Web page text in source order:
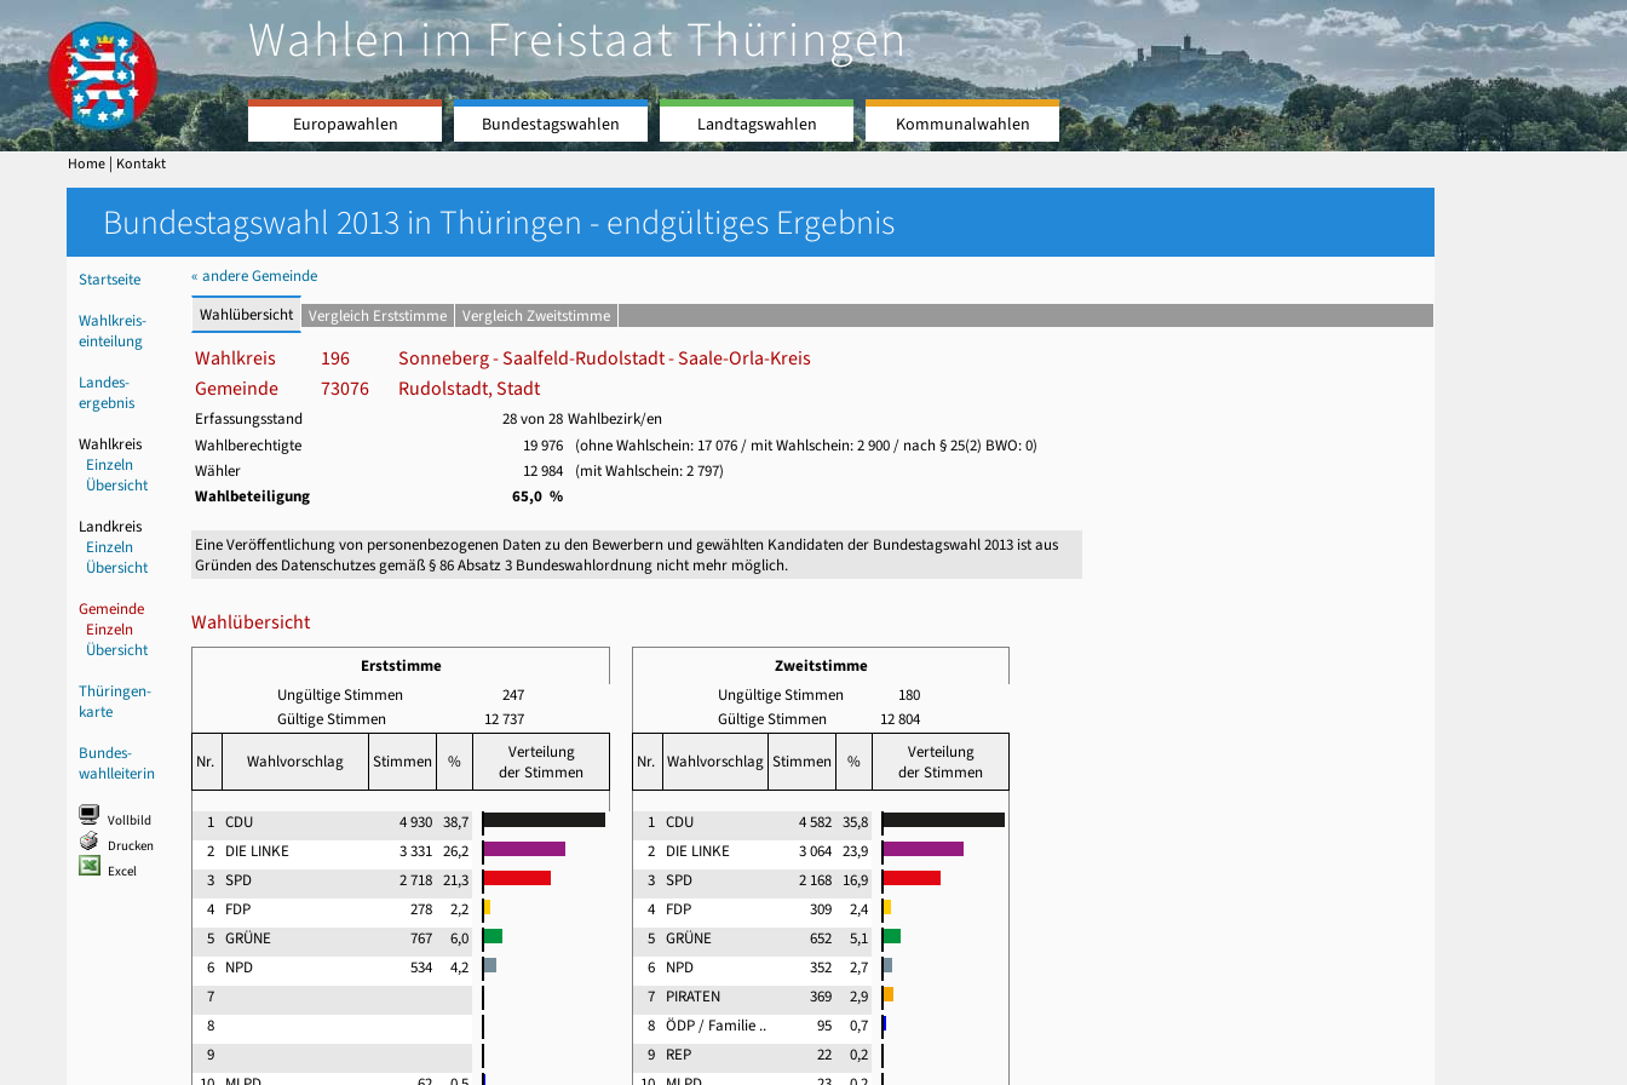
Wahlen im Freistaat Thüringen
Europawahlen Bundestagswahlen Landtagswahlen Kommunalwahlen
Home | Kontakt
Bundestagswahl 2013 in Thüringen - endgültiges Ergebnis
Startseite
Wahlkreis-
einteilung
Landes-
ergebnis
Wahlkreis
Einzeln
Übersicht
Landkreis
Einzeln
Übersicht
Gemeinde
Einzeln
Übersicht
Thüringen-
karte
Bundes-
wahlleiterin
Vollbild
Drucken
Excel
« andere Gemeinde
Wahlübersicht
Vergleich Erststimme Vergleich Zweitstimme
Wahlkreis 196
Sonneberg - Saalfeld-Rudolstadt - Saale-Orla-Kreis
Gemeinde
73076 Rudolstadt, Stadt
Erfassungsstand 28 von 28 Wahlbezirk/en
Wahlberechtigte
19 976 (ohne Wahlschein: 17 076 / mit Wahlschein:2 900 / nach § 25(2) BWO: 0)
Wähler
12 984 (mit Wahlschein:2 797)
Wahlbeteiligung
65,0 %
Eine Veröffentlichung von personenbezogenen Daten zu den Bewerbern und gewählten Kandidaten der Bundestagswahl 2013 ist aus
Gründen des Datenschutzes gemäß § 86 Absatz 3 Bundeswahlordnung nicht mehr möglich.
Wahlübersicht
Erststimme
Ungültige Stimmen
247
Gültige Stimmen
12 737
Nr. Wahlvorschlag Stimmen %
Verteilung
der Stimmen
1 CDU 4 930 38,7
2 DIE LINKE 3 331 26,2
3 SPD 2 718 21,3
4 FDP 278
2,2
5 GRÜNE 767
6,0
6 NPD 534
4,2
7
8
9
Zweitstimme
Ungültige Stimmen
180
Gültige Stimmen
12 804
Nr. Wahlvorschlag Stimmen %
Verteilung
der Stimmen
1 CDU 4 582 35,8
2 DIE LINKE 3 064 23,9
3 SPD 2 168 16,9
4 FDP 309
2,4
5 GRÜNE 652
5,1
6 NPD 352
2,7
7 PIRATEN 369
2,9
8 ÖDP / Familie .. 95
0,7
9 REP 22
0,2